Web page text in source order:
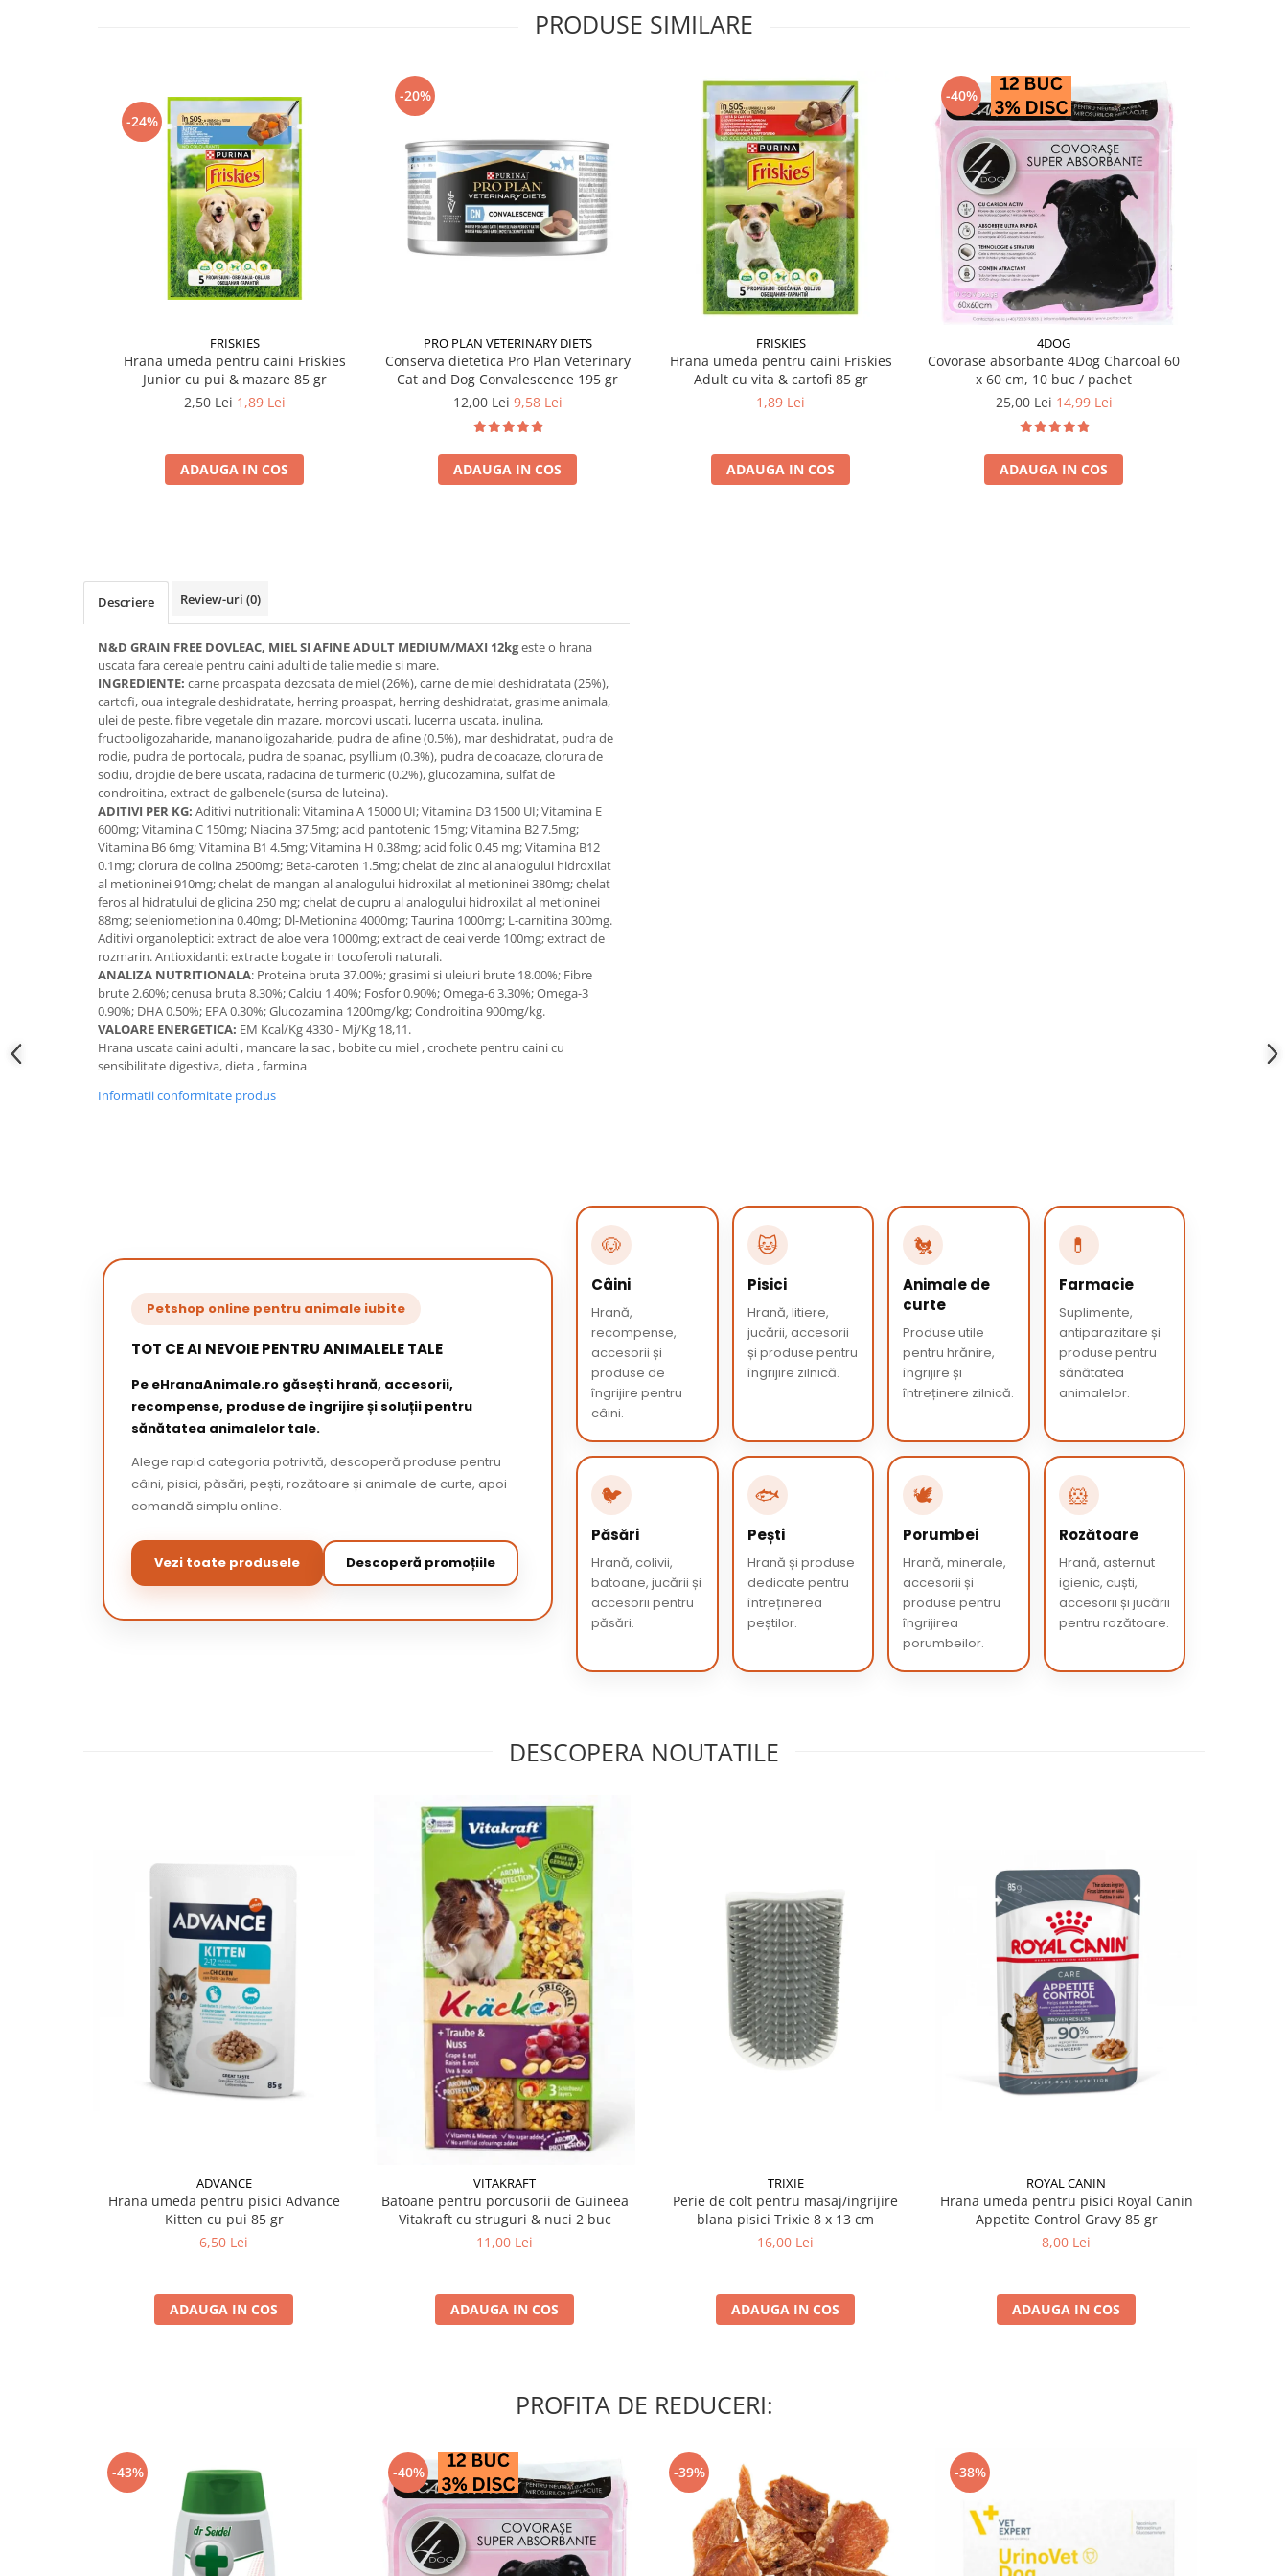
PRODUSE SIMILARE
-24%
FRISKIES
Hrana umeda pentru caini Friskies
Junior cu pui & mazare 85 gr
2,50 Lei1,89 Lei
ADAUGA IN COS
-20%
PRO PLAN VETERINARY DIETS
Conserva dietetica Pro Plan Veterinary
Cat and Dog Convalescence 195 gr
12,00 Lei9,58 Lei
ADAUGA IN COS
FRISKIES
Hrana umeda pentru caini Friskies
Adult cu vita & cartofi 85 gr
1,89 Lei
ADAUGA IN COS
-40%
4DOG
Covorase absorbante 4Dog Charcoal 60
x 60 cm, 10 buc / pachet
25,00 Lei14,99 Lei
ADAUGA IN COS
Descriere Review-uri (0)
N&D GRAIN FREE DOVLEAC, MIEL SI AFINE ADULT MEDIUM/MAXI 12kgeste o hrana
uscata fara cereale pentru caini adulti de talie medie si mare.
INGREDIENTE: carne proaspata dezosata de miel (26%), carne de miel deshidratata (25%),
cartofi, oua integrale deshidratate, herring proaspat, herring deshidratat, grasime animala,
ulei de peste, fibre vegetale din mazare, morcovi uscati, lucerna uscata, inulina,
fructooligozaharide, mananoligozaharide, pudra de afine (0.5%), mar deshidratat, pudra de
rodie, pudra de portocala, pudra de spanac, psyllium (0.3%), pudra de coacaze, clorura de
sodiu, drojdie de bere uscata, radacina de turmeric (0.2%), glucozamina, sulfat de
condroitina, extract de galbenele (sursa de luteina).
ADITIVI PER KG: Aditivi nutritionali: Vitamina A 15000 UI; Vitamina D3 1500 UI; Vitamina E
600mg; Vitamina C 150mg; Niacina 37.5mg; acid pantotenic 15mg; Vitamina B2 7.5mg;
Vitamina B6 6mg; Vitamina B1 4.5mg; Vitamina H 0.38mg; acid folic 0.45 mg; Vitamina B12
0.1mg; clorura de colina 2500mg; Beta-caroten 1.5mg; chelat de zinc al analogului hidroxilat
al metioninei 910mg; chelat de mangan al analogului hidroxilat al metioninei 380mg; chelat
feros al hidratului de glicina 250 mg; chelat de cupru al analogului hidroxilat al metioninei
88mg; seleniometionina 0.40mg; Dl-Metionina 4000mg; Taurina 1000mg; L-carnitina 300mg.
Aditivi organoleptici: extract de aloe vera 1000mg; extract de ceai verde 100mg; extract de
rozmarin. Antioxidanti: extracte bogate in tocoferoli naturali.
ANALIZA NUTRITIONALA: Proteina bruta 37.00%; grasimi si uleiuri brute 18.00%; Fibre
brute 2.60%; cenusa bruta 8.30%; Calciu 1.40%; Fosfor 0.90%; Omega-6 3.30%; Omega-3
0.90%; DHA 0.50%; EPA 0.30%; Glucozamina 1200mg/kg; Condroitina 900mg/kg.
VALOARE ENERGETICA: EM Kcal/Kg 4330 - Mj/Kg 18,11.
Hrana uscata caini adulti , mancare la sac , bobite cu miel , crochete pentru caini cu
sensibilitate digestiva, dieta , farmina
Informatii conformitate produs
Petshop online pentru animale iubite
TOT CE AI NEVOIE PENTRU ANIMALELE TALE
Pe eHranaAnimale.ro găsești hrană, accesorii,
recompense, produse de îngrijire și soluții pentru
sănătatea animalelor tale.
Alege rapid categoria potrivită, descoperă produse pentru
câini, pisici, păsări, pești, rozătoare și animale de curte, apoi
comandă simplu online.
Vezi toate produsele Descoperă promoțiile
🐶
Câini
Hrană,
recompense,
accesorii și
produse de
îngrijire pentru
câini.
🐱
Pisici
Hrană, litiere,
jucării, accesorii
și produse pentru
îngrijire zilnică.
🐔
Animale de
curte
Produse utile
pentru hrănire,
îngrijire și
întreținere zilnică.
💊
Farmacie
Suplimente,
antiparazitare și
produse pentru
sănătatea
animalelor.
🐦
Păsări
Hrană, colivii,
batoane, jucării și
accesorii pentru
păsări.
🐟
Pești
Hrană și produse
dedicate pentru
întreținerea
peștilor.
🕊️
Porumbei
Hrană, minerale,
accesorii și
produse pentru
îngrijirea
porumbeilor.
🐹
Rozătoare
Hrană, așternut
igienic, cuști,
accesorii și jucării
pentru rozătoare.
DESCOPERA NOUTATILE
ADVANCE
Hrana umeda pentru pisici Advance
Kitten cu pui 85 gr
6,50 Lei
ADAUGA IN COS
VITAKRAFT
Batoane pentru porcusorii de Guineea
Vitakraft cu struguri & nuci 2 buc
11,00 Lei
ADAUGA IN COS
TRIXIE
Perie de colt pentru masaj/ingrijire
blana pisici Trixie 8 x 13 cm
16,00 Lei
ADAUGA IN COS
ROYAL CANIN
Hrana umeda pentru pisici Royal Canin
Appetite Control Gravy 85 gr
8,00 Lei
ADAUGA IN COS
PROFITA DE REDUCERI:
-43% -40% -39% -38%